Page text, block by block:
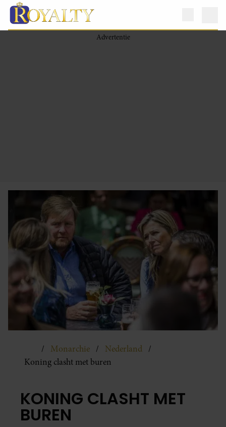
Monarchie
Nederland
Koning clasht met buren
KONING CLASHT MET
BUREN